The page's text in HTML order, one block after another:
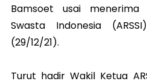
Bamsoet usai menerima
Swasta Indonesia
(29/12/21).
Turut hadir Wakil Ketua